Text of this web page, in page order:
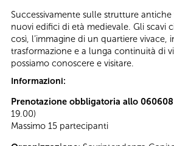
Successivamente sulle strutture
nuovi edifici di età medievale. Gli scavi
così, l’immagine di un quartiere vivace,
trasformazione e a lunga continuità di
possiamo conoscere e visitare.
Informazioni:
Prenotazione obbligatoria allo 060608
19.00)
Massimo 15 partecipanti